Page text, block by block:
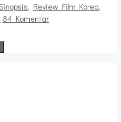
, Review Film Korea,
84 Komentar